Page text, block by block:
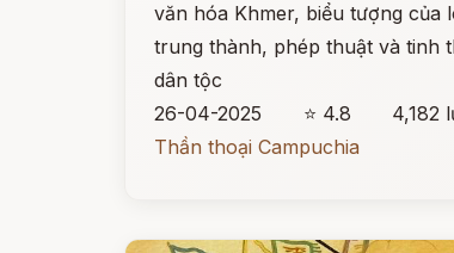
văn hóa Khmer, biểu tượng của
trung thành, phép thuật và tinh
dân tộc
26-04-2025
⭐ 4.8
4,182
Thần thoại Campuchia